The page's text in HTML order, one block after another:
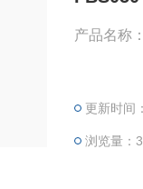
更新时间
浏览量：